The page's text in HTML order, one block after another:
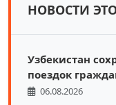
НОВОСТИ
Узбекистан
поездок
06.08.2026